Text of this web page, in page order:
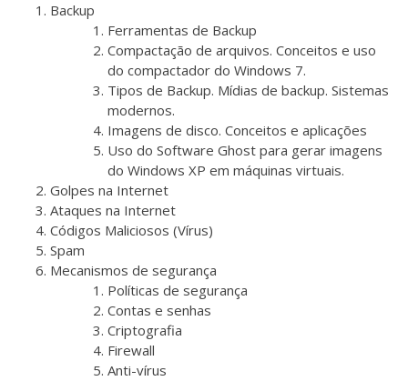
Backup
Ferramentas de Backup
Compactação de arquivos. Conceitos e uso
do compactador do Windows 7.
Tipos de Backup. Mídias de backup. Sistemas
modernos.
Imagens de disco. Conceitos e aplicações
Uso do Software Ghost para gerar imagens
do Windows XP em máquinas virtuais.
Golpes na Internet
Ataques na Internet
Códigos Maliciosos (Vírus)
Spam
Mecanismos de segurança
Políticas de segurança
Contas e senhas
Criptografia
Firewall
Anti-vírus